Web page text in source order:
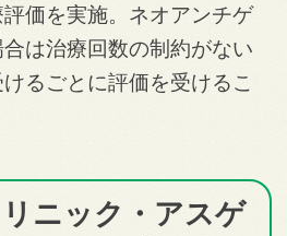
価を実施。ネオアンチゲ
は治療回数の制約がない
るごとに評価を受けるこ
ニック・アスゲ